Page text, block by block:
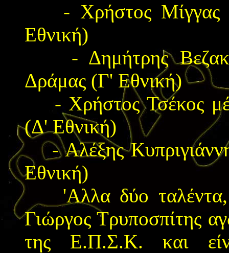
- Χρήστος Μίγγας
Εθνική)
- Δημήτρης
Δράμας (Γ' Εθνική)
- Χρήστος Τσέκος
(Δ' Εθνική)
- Αλέξης
Εθνική)
'Αλλα δύο ταλέντα,
Γιώργος Τρυποσπίτης
της Ε.Π.Σ.Κ. και